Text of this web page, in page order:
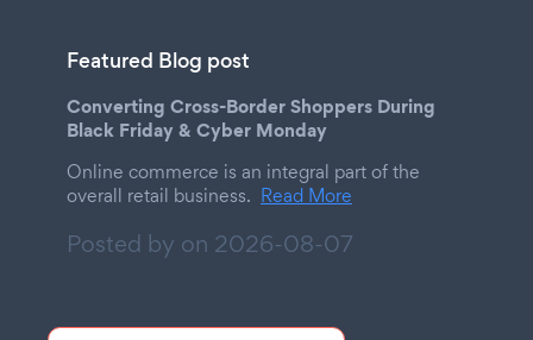
Featured Blog post
Converting Cross-Border Shoppers During
Black Friday & Cyber Monday
Online commerce is an integral part of the
overall retail business. Read More
Posted by on 2026-08-07